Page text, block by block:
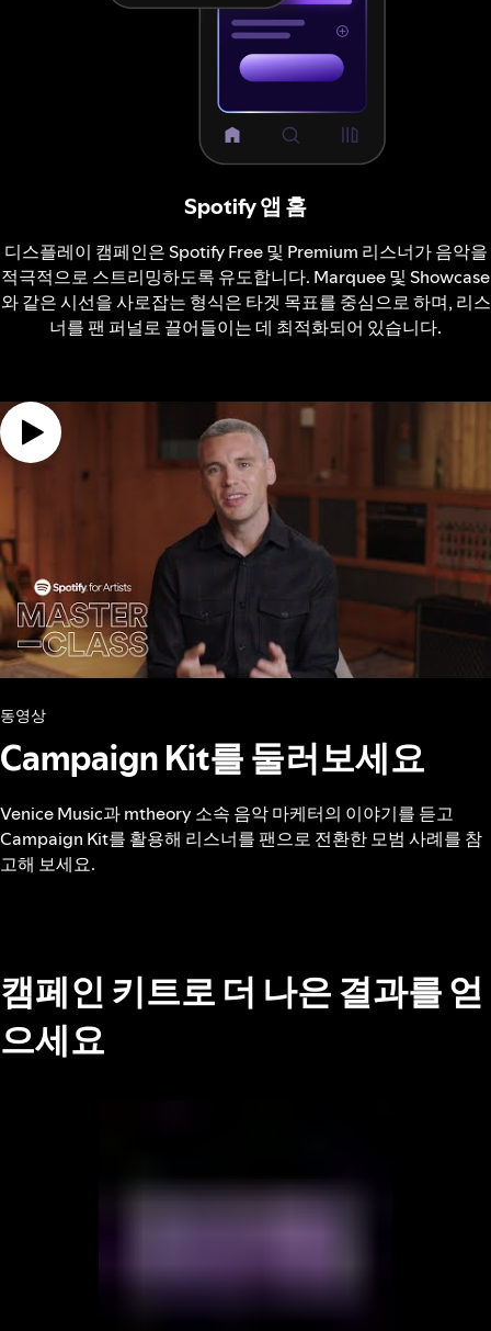
Spotify 앱 홈
디스플레이 캠페인은 Spotify Free 및 Premium 리스너가 음악을
적극적으로 스트리밍하도록 유도합니다. Marquee 및 Showcase
와 같은 시선을 사로잡는 형식은 타겟 목표를 중심으로 하며, 리스
너를 팬 퍼널로 끌어들이는 데 최적화되어 있습니다.
동영상
Campaign Kit를 둘러보세요
Venice Music과 mtheory 소속 음악 마케터의 이야기를 듣고
Campaign Kit를 활용해 리스너를 팬으로 전환한 모범 사례를 참
고해 보세요.
캠페인 키트로 더 나은 결과를 얻
으세요